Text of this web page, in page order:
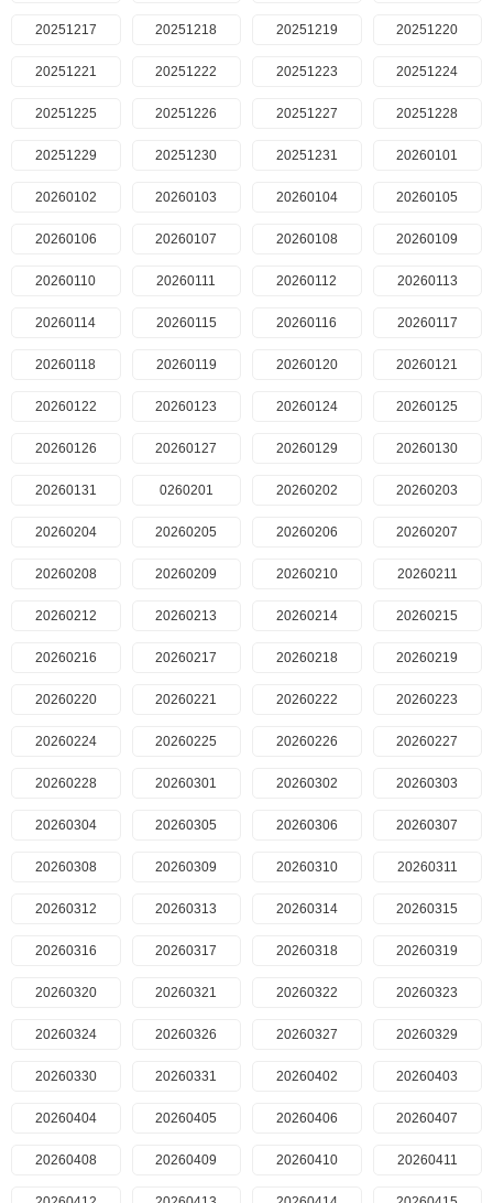
20251217 20251218 20251219 20251220
20251221 20251222 20251223 20251224
20251225 20251226 20251227 20251228
20251229 20251230 20251231 20260101
20260102 20260103 20260104 20260105
20260106 20260107 20260108 20260109
20260110 20260111 20260112 20260113
20260114 20260115 20260116 20260117
20260118 20260119 20260120 20260121
20260122 20260123 20260124 20260125
20260126 20260127 20260129 20260130
20260131 0260201 20260202 20260203
20260204 20260205 20260206 20260207
20260208 20260209 20260210 20260211
20260212 20260213 20260214 20260215
20260216 20260217 20260218 20260219
20260220 20260221 20260222 20260223
20260224 20260225 20260226 20260227
20260228 20260301 20260302 20260303
20260304 20260305 20260306 20260307
20260308 20260309 20260310 20260311
20260312 20260313 20260314 20260315
20260316 20260317 20260318 20260319
20260320 20260321 20260322 20260323
20260324 20260326 20260327 20260329
20260330 20260331 20260402 20260403
20260404 20260405 20260406 20260407
20260408 20260409 20260410 20260411